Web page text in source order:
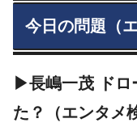
今日の問題（
▶長嶋一茂 ドロ
た？（エンタメ